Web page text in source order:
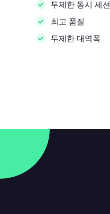
무제한 동시 세션
최고 품질
무제한 대역폭